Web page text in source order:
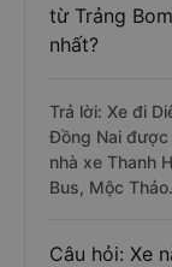
từ Trảng
nhất?
Trả lời: Xe đi
Đồng Nai
nhà xe Thanh
Bus, Mộc Thảo.
Câu hỏi: Xe